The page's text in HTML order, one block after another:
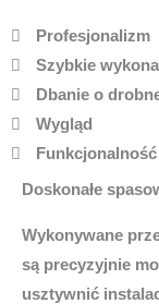
Profesjonalizm
Szybkie
Dbanie o
Wygląd
Funkcjonalność
Doskonałe
Wykonywane
są precyzyjnie
usztywnić